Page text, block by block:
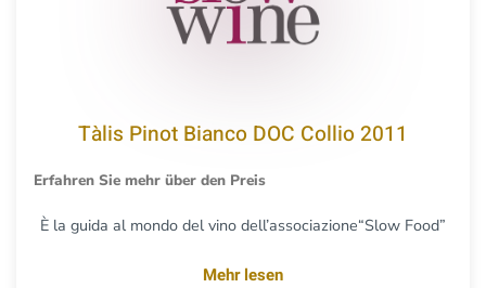
Tàlis Pinot Bianco DOC Collio 2011
Erfahren Sie mehr über den Preis
È la guida al mondo del vino dell’associazione“Slow Food”
Mehr lesen